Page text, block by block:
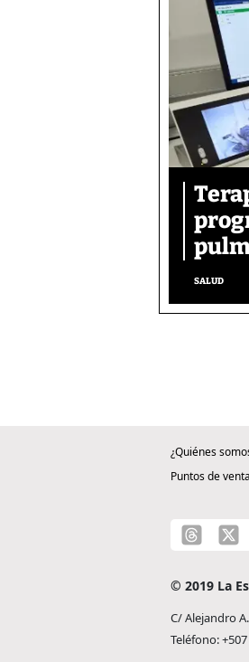
SALUD
¿Quiénes
Puntos de venta
© 2019 La
C/ Alejandro
Teléfono: